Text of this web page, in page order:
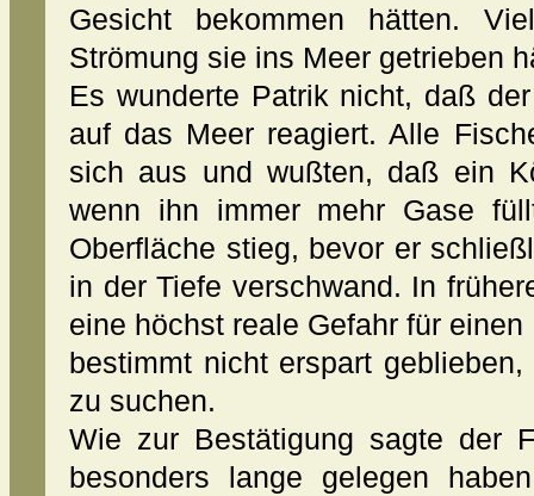
Gesicht bekommen hätten.
Strömung sie ins Meer getrieben
Es wunderte Patrik nicht, daß
auf das Meer reagiert. Alle
sich aus und wußten, daß ein
wenn ihn immer mehr Gase
Oberfläche stieg, bevor er
in der Tiefe verschwand. In
eine höchst reale Gefahr für
bestimmt nicht erspart
zu suchen.
Wie zur Bestätigung sagte der
besonders lange gelegen